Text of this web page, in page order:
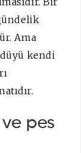
Ama
kendi
pes